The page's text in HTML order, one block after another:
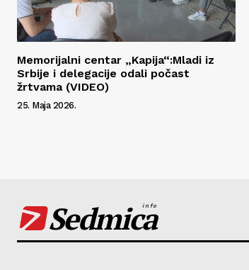
Memorijalni centar „Kapija“:Mladi iz
Srbije i delegacije odali počast
žrtvama (VIDEO)
25. Maja 2026.
Sedmica
info